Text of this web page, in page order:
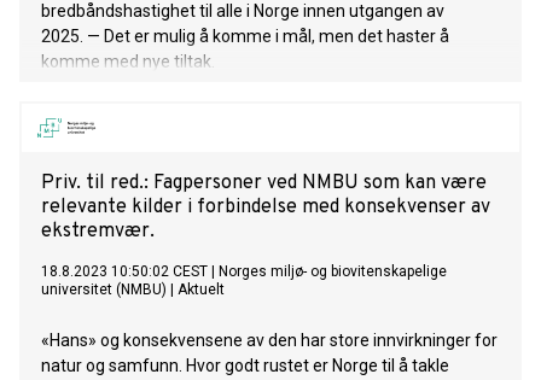
bredbåndshastighet til alle i Norge innen utgangen av
2025. — Det er mulig å komme i mål, men det haster å
komme med nye tiltak.
Priv. til red.: Fagpersoner ved NMBU som kan være
relevante kilder i forbindelse med konsekvenser av
ekstremvær.
18.8.2023 10:50:02 CEST
Norges miljø- og biovitenskapelige
universitet (NMBU)
Aktuelt
«Hans» og konsekvensene av den har store innvirkninger for
natur og samfunn. Hvor godt rustet er Norge til å takle